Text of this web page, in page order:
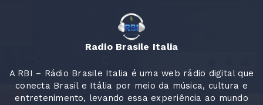
Radio Brasile Italia
A RBI – Rádio Brasile Italia é uma web rádio digital que
conecta Brasil e Itália por meio da música, cultura e
entretenimento, levando essa experiência ao mundo